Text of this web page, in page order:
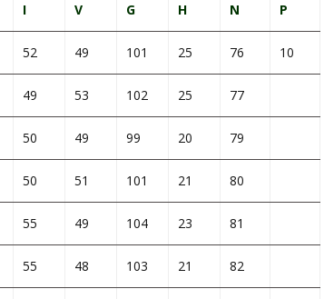
I V G H N P
52 49 101 25 76 10
49 53 102 25 77
50 49 99 20 79
50 51 101 21 80
55 49 104 23 81
55 48 103 21 82